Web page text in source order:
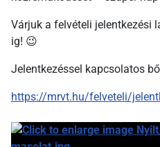
Várjuk a felvételi jelentkezési
ig! 😉
Jelentkezéssel kapcsolatos
https://mrvt.hu/felveteli/